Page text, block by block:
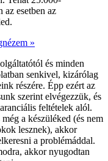
esetben az
»
és minden
senkivel, kizárólag
részére. Épp ezért az
szerint elvégezzük, és
feltételek alól.
a készüléked (és nem
lesznek), akkor
a problémáddal.
akkor nyugodtan